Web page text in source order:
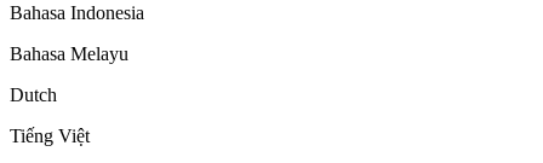
Bahasa Indonesia
Bahasa Melayu
Dutch
Tiếng Việt